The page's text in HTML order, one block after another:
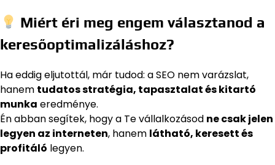
Miért éri meg engem választanod a
keresőoptimalizáláshoz?
Ha eddig eljutottál, már tudod: a SEO nem varázslat,
hanem tudatos stratégia, tapasztalat és kitartó
munka eredménye.
Én abban segítek, hogy a Te vállalkozásod ne csak jelen
legyen az interneten, hanem látható, keresett és
profitáló legyen.